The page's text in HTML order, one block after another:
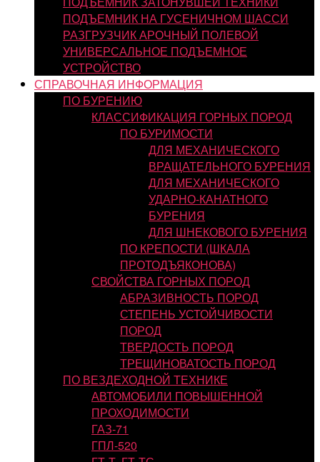
ПОДЪЕМНИК НА ГУСЕНИЧНОМ ШАССИ
РАЗГРУЗЧИК АРОЧНЫЙ ПОЛЕВОЙ
УНИВЕРСАЛЬНОЕ ПОДЪЕМНОЕ
УСТРОЙСТВО
СПРАВОЧНАЯ ИНФОРМАЦИЯ
ПО БУРЕНИЮ
КЛАССИФИКАЦИЯ ГОРНЫХ ПОРОД
ПО БУРИМОСТИ
ДЛЯ МЕХАНИЧЕСКОГО
ВРАЩАТЕЛЬНОГО БУРЕНИЯ
ДЛЯ МЕХАНИЧЕСКОГО
УДАРНО-КАНАТНОГО
БУРЕНИЯ
ДЛЯ ШНЕКОВОГО БУРЕНИЯ
ПО КРЕПОСТИ (ШКАЛА
ПРОТОДЪЯКОНОВА)
СВОЙСТВА ГОРНЫХ ПОРОД
АБРАЗИВНОСТЬ ПОРОД
СТЕПЕНЬ УСТОЙЧИВОСТИ
ПОРОД
ТВЕРДОСТЬ ПОРОД
ТРЕЩИНОВАТОСТЬ ПОРОД
ПО ВЕЗДЕХОДНОЙ ТЕХНИКЕ
АВТОМОБИЛИ ПОВЫШЕННОЙ
ПРОХОДИМОСТИ
ГАЗ-71
ГПЛ-520